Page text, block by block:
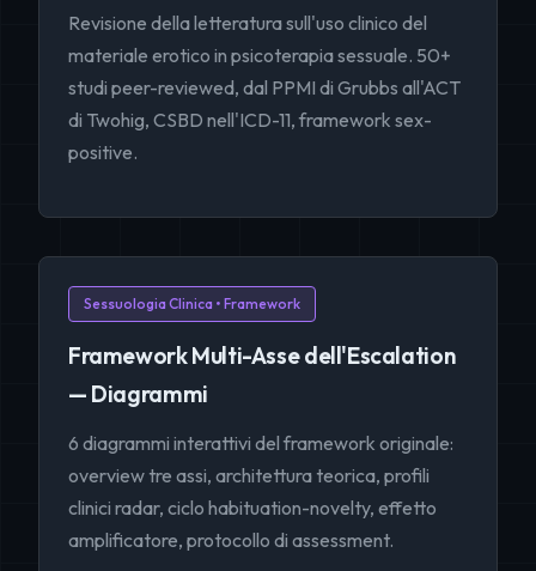
Revisione della letteratura sull'uso clinico del
materiale erotico in psicoterapia sessuale. 50+
studi peer-reviewed, dal PPMI di Grubbs all'ACT
di Twohig, CSBD nell'ICD-11, framework sex-
positive.
Sessuologia Clinica • Framework
Framework Multi-Asse dell'Escalation
— Diagrammi
6 diagrammi interattivi del framework originale:
overview tre assi, architettura teorica, profili
clinici radar, ciclo habituation-novelty, effetto
amplificatore, protocollo di assessment.